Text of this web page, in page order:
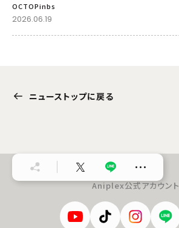
OCTOPinbs
2026.06.19
ニューストップに戻る
…
Aniplex公式アカウント